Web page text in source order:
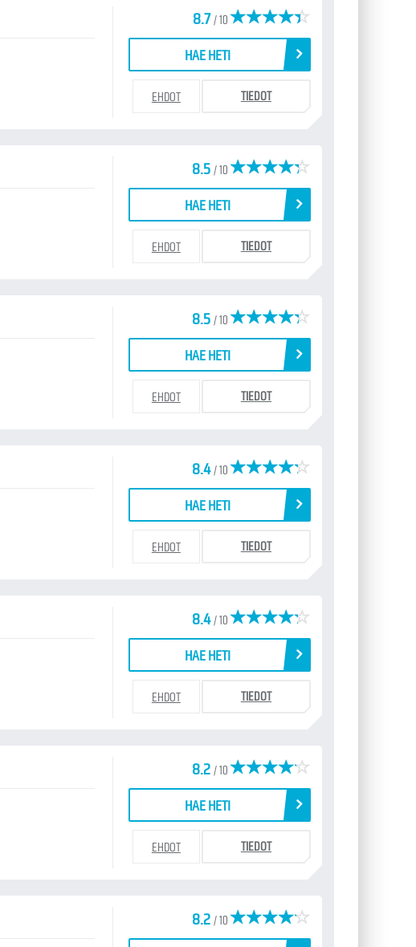
8.7/ 10
HAE HETI
EHDOT TIEDOT
8.5/ 10
HAE HETI
EHDOT TIEDOT
8.5/ 10
HAE HETI
EHDOT TIEDOT
8.4/ 10
HAE HETI
EHDOT TIEDOT
8.4/ 10
HAE HETI
EHDOT TIEDOT
8.2/ 10
HAE HETI
EHDOT TIEDOT
8.2/ 10